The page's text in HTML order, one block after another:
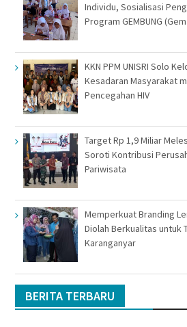
Individu, Sosialisasi
Program GEMBUNG
KKN PPM UNISRI Solo
Kesadaran Masyarakat
Pencegahan HIV
Target Rp 1,9 Miliar
Soroti Kontribusi
Pariwisata
Memperkuat Branding
Diolah Berkualitas untuk
Karanganyar
BERITA TERBARU